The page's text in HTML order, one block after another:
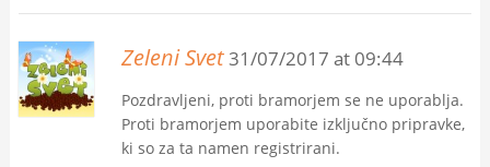
Zeleni Svet 31/07/2017 at 09:44
Pozdravljeni, proti bramorjem se ne uporablja.
Proti bramorjem uporabite izključno pripravke,
ki so za ta namen registrirani.